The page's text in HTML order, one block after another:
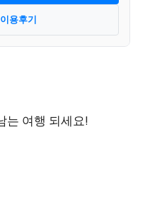
용후기
는 여행 되세요!